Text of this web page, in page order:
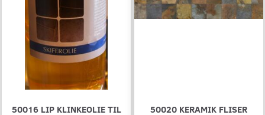
50016 LIP KLINKEOLIE TIL 50020 KERAMIK FLISER